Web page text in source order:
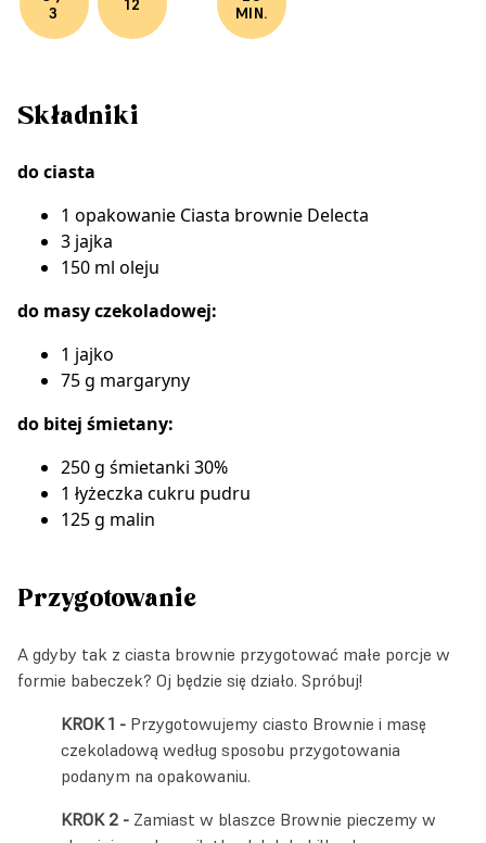
3
MIN.
Składniki
do ciasta
1 opakowanie Ciasta brownie Delecta
3 jajka
150 ml oleju
do masy czekoladowej:
1 jajko
75 g margaryny
do bitej śmietany:
250 g śmietanki 30%
1 łyżeczka cukru pudru
125 g malin
Przygotowanie
A gdyby tak z ciasta brownie przygotować małe porcje w
formie babeczek? Oj będzie się działo. Spróbuj!
Przygotowujemy ciasto Brownie i masę
czekoladową według sposobu przygotowania
podanym na opakowaniu.
Zamiast w blaszce Brownie pieczemy w